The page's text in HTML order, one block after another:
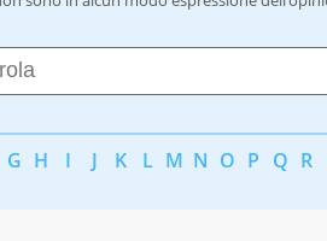
G H I J K L M N O P Q R